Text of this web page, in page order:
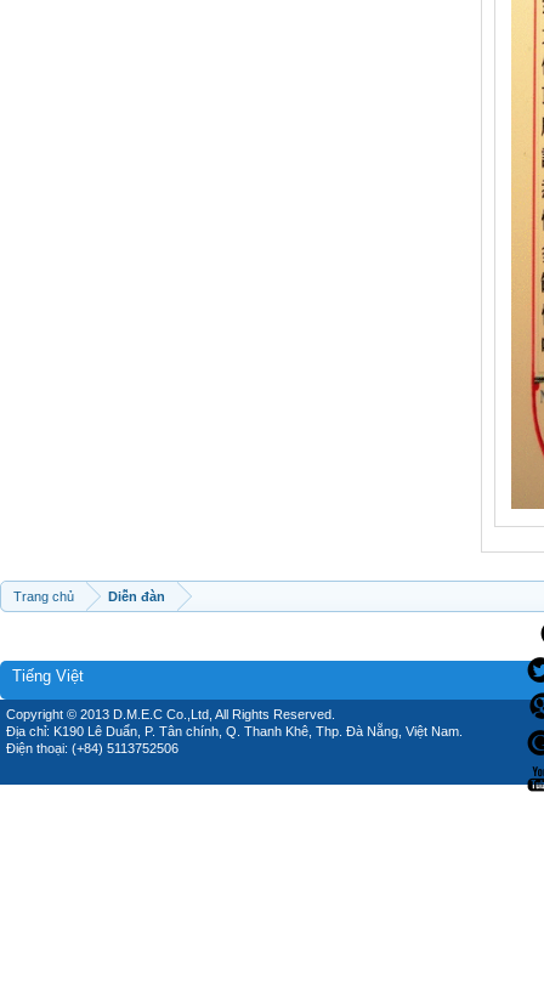
Trang chủ Diễn đàn
Tiếng Việt
Copyright © 2013 D.M.E.C Co.,Ltd, All Rights Reserved.
Địa chỉ: K190 Lê Duẩn, P. Tân chính, Q. Thanh Khê, Thp. Đà Nẵng, Việt Nam.
Điện thoại: (+84) 5113752506